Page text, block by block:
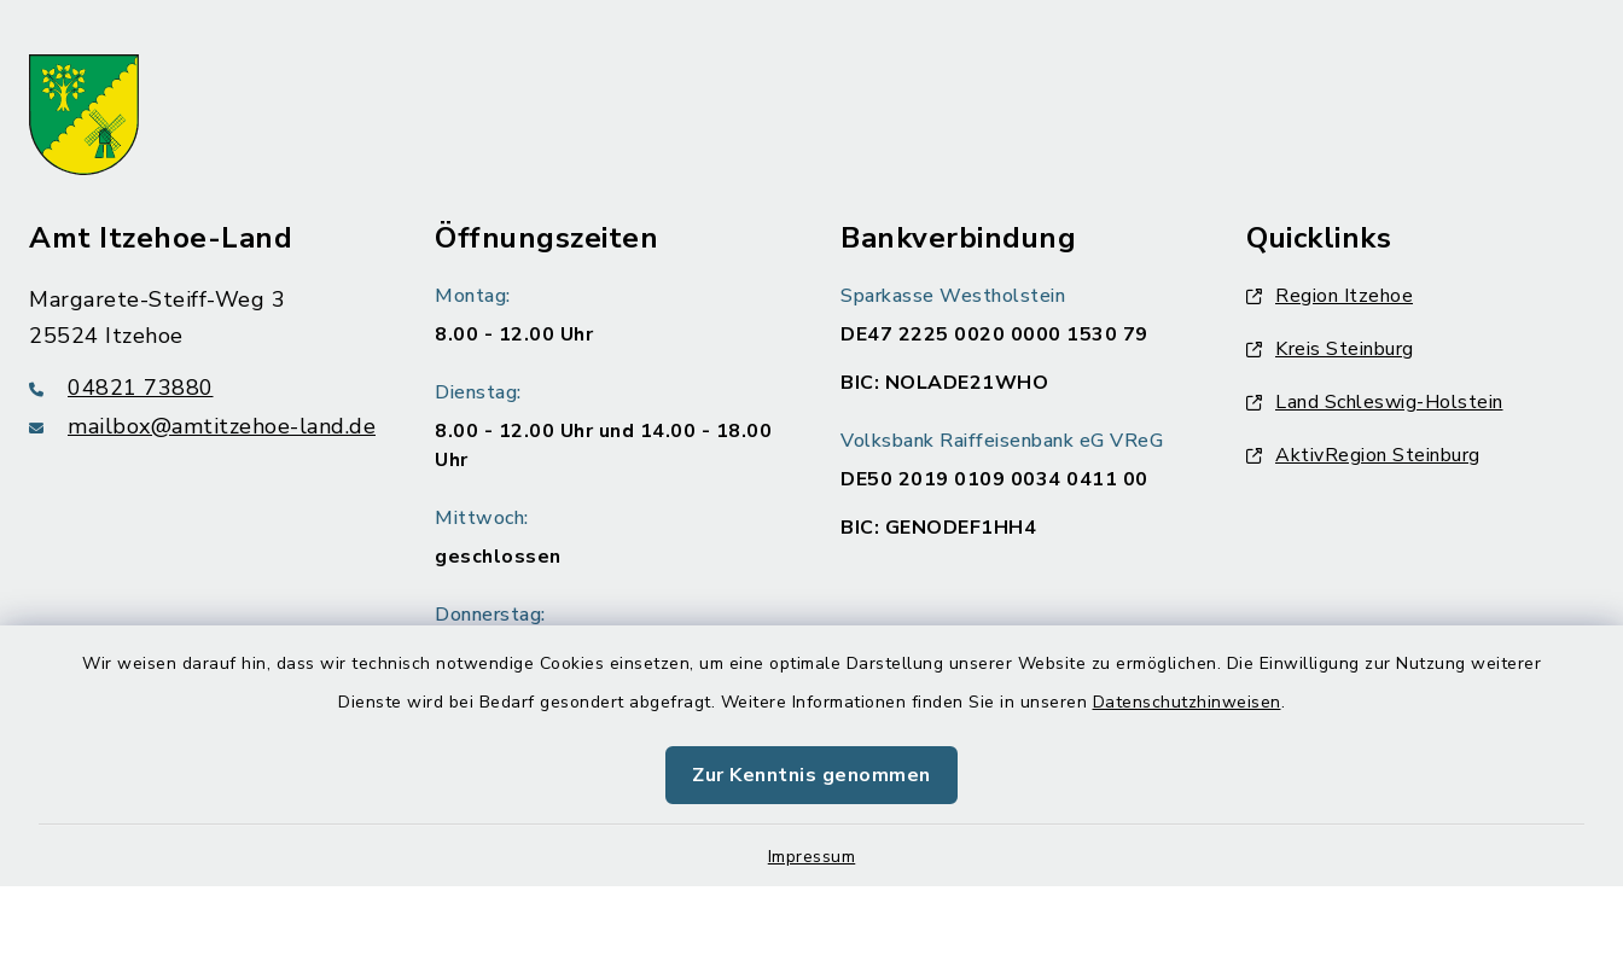
Wir weisen darauf hin, dass wir technisch notwendige Cookies einsetzen, um eine optimale Darstellung unserer Website zu ermöglichen. Die Einwilligung zur Nutzung weiterer
Dienste wird bei Bedarf gesondert abgefragt. Weitere Informationen finden Sie in unseren Datenschutzhinweisen.
Zur Kenntnis genommen
Impressum
Amt Itzehoe-Land
Margarete-Steiff-Weg 3
25524 Itzehoe
04821 73880
mailbox@amtitzehoe-land.de
Öffnungszeiten
Montag:
8.00 - 12.00 Uhr
Dienstag:
8.00 - 12.00 Uhr und 14.00 - 18.00
Uhr
Mittwoch:
geschlossen
Donnerstag:
8.00 - 12.00 Uhr und 14.00 - 16.00
Bankverbindung
Sparkasse Westholstein
DE47 2225 0020 0000 1530 79
BIC: NOLADE21WHO
Volksbank Raiffeisenbank eG VReG
DE50 2019 0109 0034 0411 00
BIC: GENODEF1HH4
Quicklinks
Region Itzehoe
Kreis Steinburg
Land Schleswig-Holstein
AktivRegion Steinburg